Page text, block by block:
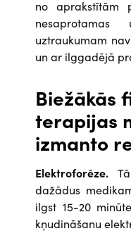
no aprakstītām
uztraukumam
un ar ilggadējā
Biežākās
terapijas
izmanto
Elektroforēze.
dažādus
ilgst 15-20
kņudināšanu